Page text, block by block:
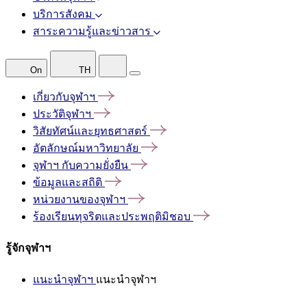
บริการสังคม
สาระความรู้และข่าวสาร
On TH
เกี่ยวกับจุฬาฯ
ประวัติจุฬาฯ
วิสัยทัศน์และยุทธศาสตร์
อัตลักษณ์มหาวิทยาลัย
จุฬาฯ กับความยั่งยืน
ข้อมูลและสถิติ
หน่วยงานของจุฬาฯ
ร้องเรียนทุจริตและประพฤติมิชอบ
รู้จักจุฬาฯ
แนะนำจุฬาฯ แนะนำจุฬาฯ